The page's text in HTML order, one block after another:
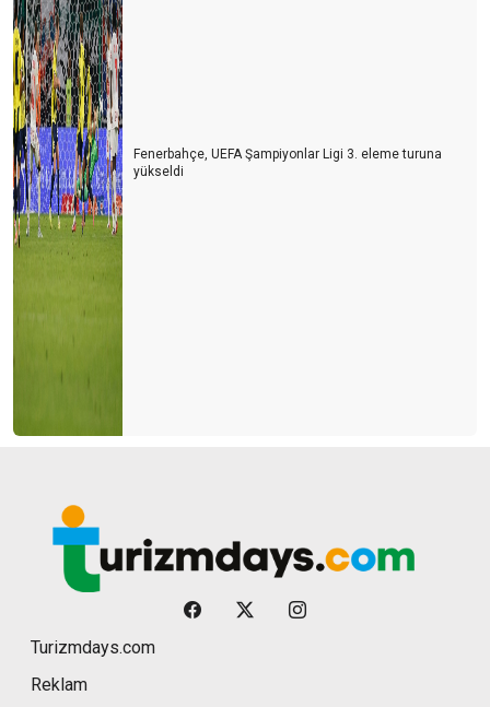
Fenerbahçe, UEFA Şampiyonlar Ligi 3. eleme turuna
yükseldi
Turizmdays.com
Reklam